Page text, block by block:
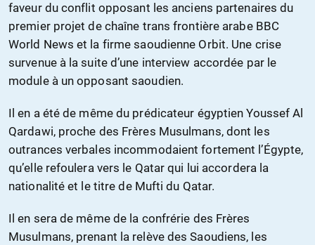
faveur du conflit opposant les anciens partenaires du
premier projet de chaîne trans frontière arabe BBC
World News et la firme saoudienne Orbit. Une crise
survenue à la suite d’une interview accordée par le
module à un opposant saoudien.
Il en a été de même du prédicateur égyptien Youssef Al
Qardawi, proche des Frères Musulmans, dont les
outrances verbales incommodaient fortement l’Égypte,
qu’elle refoulera vers le Qatar qui lui accordera la
nationalité et le titre de Mufti du Qatar.
Il en sera de même de la confrérie des Frères
Musulmans, prenant la relève des Saoudiens, les